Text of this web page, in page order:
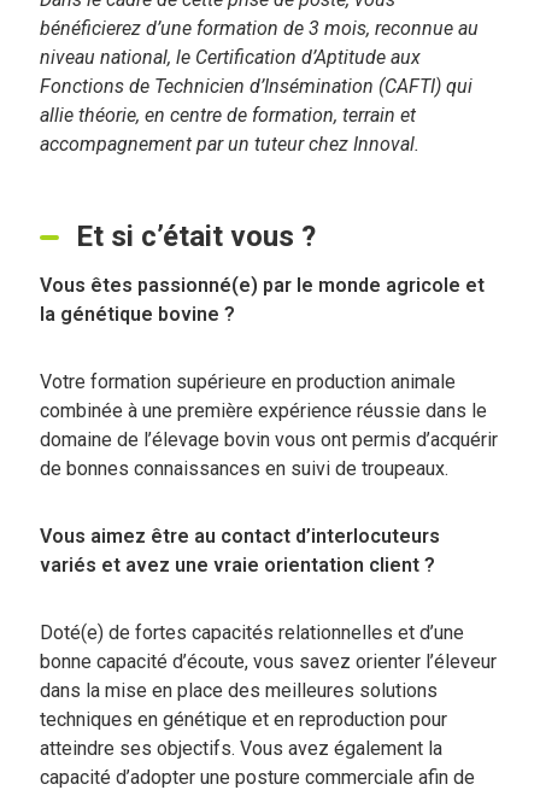
bénéficierez d’une formation de 3 mois, reconnue au
niveau national, le Certification d’Aptitude aux
Fonctions de Technicien d’Insémination (CAFTI) qui
allie théorie, en centre de formation, terrain et
accompagnement par un tuteur chez Innoval.
Et si c’était vous ?
Vous êtes passionné(e) par le monde agricole et
la génétique bovine ?
Votre formation supérieure en production animale
combinée à une première expérience réussie dans le
domaine de l’élevage bovin vous ont permis d’acquérir
de bonnes connaissances en suivi de troupeaux.
Vous aimez être au contact d’interlocuteurs
variés et avez une vraie orientation client ?
Doté(e) de fortes capacités relationnelles et d’une
bonne capacité d’écoute, vous savez orienter l’éleveur
dans la mise en place des meilleures solutions
techniques en génétique et en reproduction pour
atteindre ses objectifs. Vous avez également la
capacité d’adopter une posture commerciale afin de